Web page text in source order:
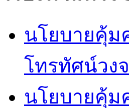
นโยบายคุ้ม
โทรทัศน์วง
นโยบายคุ้ม